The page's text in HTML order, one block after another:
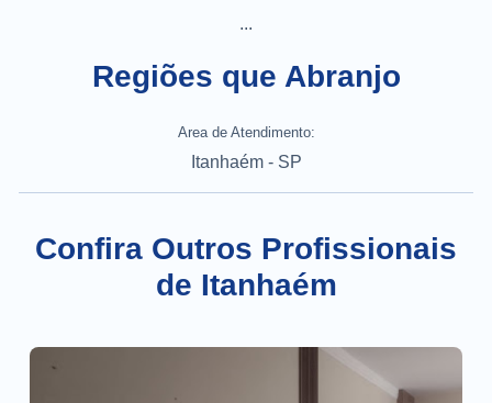
...
Regiões que Abranjo
Area de Atendimento:
Itanhaém - SP
Confira Outros Profissionais
de Itanhaém